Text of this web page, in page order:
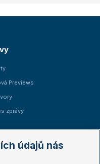
Previews
zprávy
údajů nás